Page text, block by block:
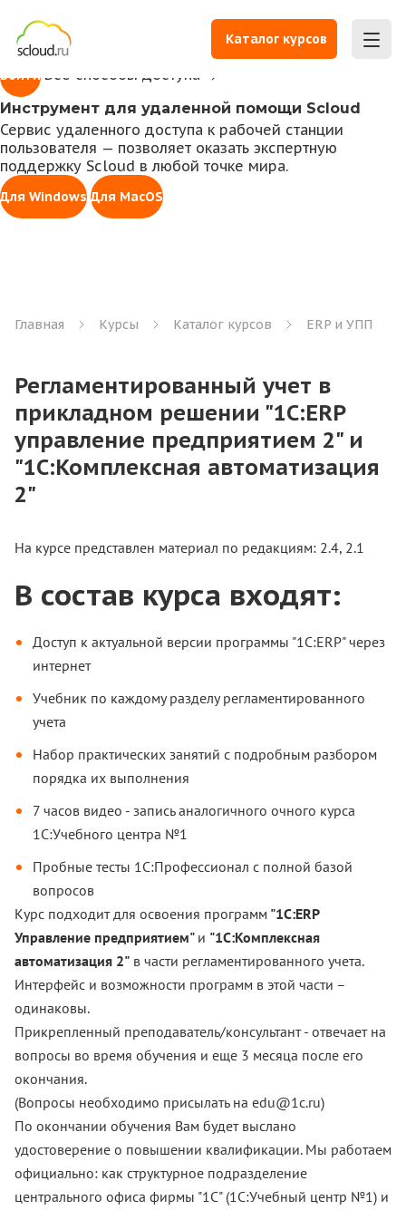
Доступ к личному кабинету для работы с 1С,
управления правами, оплаты счетов и заказа услуг
Войти Все способы доступа
Инструмент для удаленной помощи Scloud
Сервис удаленного доступа к рабочей станции
пользователя — позволяет оказать экспертную
поддержку Scloud в любой точке мира.
Для Windows Для MacOS
Каталог курсов
Главная Курсы Каталог курсов ERP и УПП
Регламентированный учет в
прикладном решении "1C:ERP
управление предприятием 2" и
"1С:Комплексная автоматизация
2"
На курсе представлен материал по редакциям: 2.4, 2.1
В состав курса входят:
Доступ к актуальной версии программы "1С:ERP" через
интернет
Учебник по каждому разделу регламентированного
учета
Набор практических занятий с подробным разбором
порядка их выполнения
7 часов видео - запись аналогичного очного курса
1С:Учебного центра №1
Пробные тесты 1С:Профессионал с полной базой
вопросов
Курс подходит для освоения программ "1С:ERP
Управление предприятием" и "1С:Комплексная
автоматизация 2" в части регламентированного учета.
Интерфейс и возможности программ в этой части –
одинаковы.
Прикрепленный преподаватель/консультант - отвечает на
вопросы во время обучения и еще 3 месяца после его
окончания.
(Вопросы необходимо присылать на edu@1c.ru)
По окончании обучения Вам будет выслано
удостоверение о повышении квалификации. Мы работаем
официально: как структурное подразделение
центрального офиса фирмы "1С" (1С:Учебный центр №1) и